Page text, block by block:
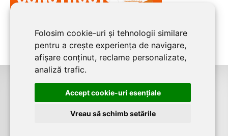
Folosim cookie-uri și tehnologii similare
pentru a crește experiența de navigare,
afișare conținut, reclame personalizate,
analiză trafic.
Accept cookie-uri esenţiale
Vreau să schimb setările
TIMIS CONSTRUCT este un serviciu de promovare online pentru
firme. Proiect digital dezvoltat deLIVE COMMUNICATIONS SRL,
J12/4191/2006, RO19492087